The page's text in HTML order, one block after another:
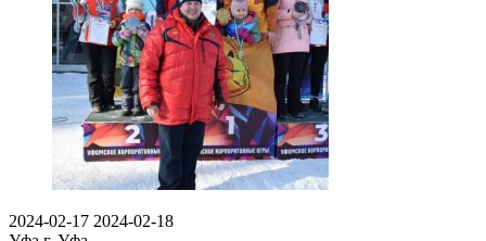
2024-02-17 2024-02-18